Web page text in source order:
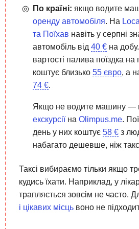
По країні: якщо водите
оренду автомобіля. На
та Поїхав навіть у серпні
автомобіль від 40 € на
вартості палива поїздка
коштує близько 55 євро, а
74 €.
Якщо не водите машину —
екскурсіїна Olimpus.me.
день у них коштує 58 € з
набагато дешевше, ніж
Таксі вибираємо тільки якщо
кудись їхати. Наприклад, у
трапляється зовсім не часто.
і цікавих місць воно не